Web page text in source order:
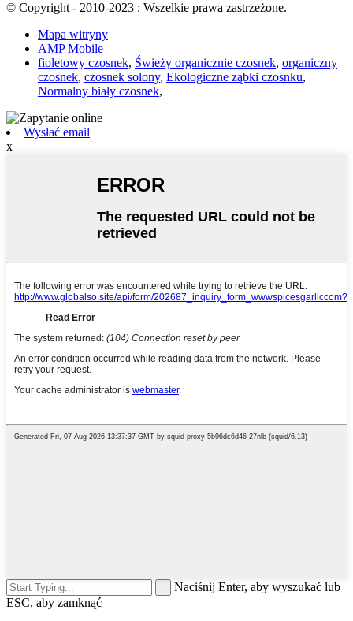
© Copyright - 2010-2023 : Wszelkie prawa zastrzeżone.
Mapa witryny
AMP Mobile
fioletowy czosnek, Świeży organicznie czosnek, organiczny
czosnek, czosnek solony, Ekologiczne ząbki czosnku,
Normalny biały czosnek,
Wysłać email
x
Naciśnij Enter, aby wyszukać lub
ESC, aby zamknąć